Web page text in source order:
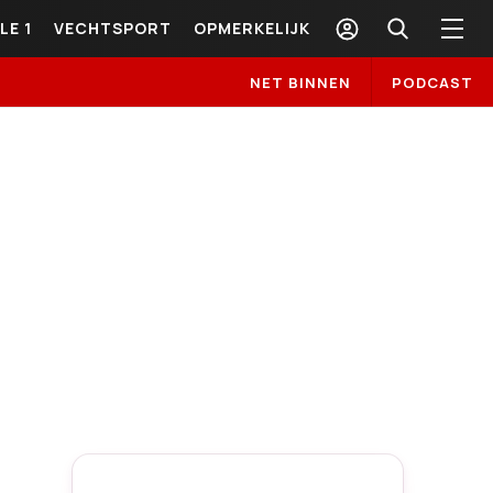
1 VECHTSPORT OPMERKELIJK
NET BINNEN PODCAST